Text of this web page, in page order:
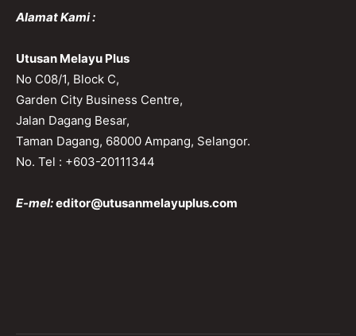
Alamat Kami :
Utusan Melayu Plus
No C08/1, Block C,
Garden City Business Centre,
Jalan Dagang Besar,
Taman Dagang, 68000 Ampang, Selangor.
No. Tel : +603-20111344
E-mel:editor@utusanmelayuplus.com